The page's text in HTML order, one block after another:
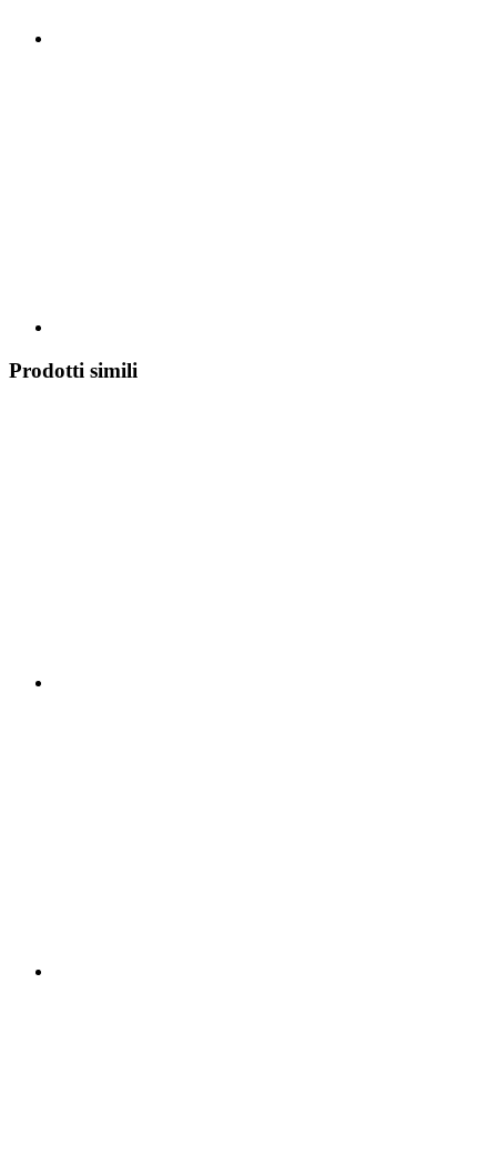
Prodotti simili